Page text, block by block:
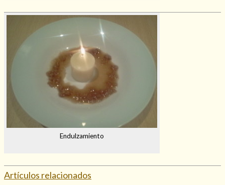
Endulzamiento
Artículos relacionados